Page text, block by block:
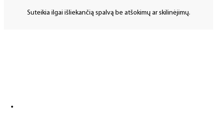
Suteikia ilgai išliekančią spalvą be atšokimų ar skilinėjimų.